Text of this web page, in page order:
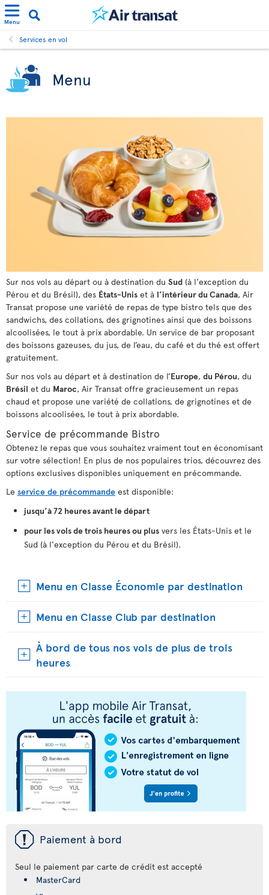
Menu
Services en vol
Menu
Sur nos vols au départ ou à destination du Sud (à l'exception du
Pérou et du Brésil), des États-Unis et à l’intérieur du Canada, Air
Transat propose une variété de repas de type bistro tels que des
sandwichs, des collations, des grignotines ainsi que des boissons
alcoolisées, le tout à prix abordable. Un service de bar proposant
des boissons gazeuses, du jus, de l’eau, du café et du thé est offert
gratuitement.
Sur nos vols au départ et à destination de l’Europe, du Pérou, du
Brésil et du Maroc, Air Transat offre gracieusement un repas
chaud et propose une variété de collations, de grignotines et de
boissons alcoolisées, le tout à prix abordable.
Service de précommande Bistro
Obtenez le repas que vous souhaitez vraiment tout en économisant
sur votre sélection! En plus de nos populaires trios, découvrez des
options exclusives disponibles uniquement en précommande.
Le service de précommande est disponible:
jusqu’à 72 heures avant le départ
pour les vols de trois heures ou plus vers les États-Unis et le
Sud (à l'exception du Pérou et du Brésil).
Menu en Classe Économie par destination
Menu en Classe Club par destination
À bord de tous nos vols de plus de trois
heures
ü Paiement à bord
Seul le paiement par carte de crédit est accepté
MasterCard